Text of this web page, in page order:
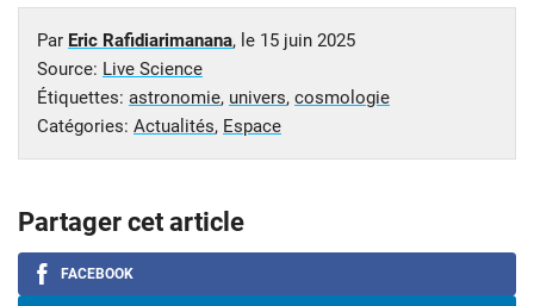
Par Eric Rafidiarimanana, le 15 juin 2025
Source: Live Science
Étiquettes: astronomie, univers, cosmologie
Catégories: Actualités, Espace
Partager cet article
FACEBOOK